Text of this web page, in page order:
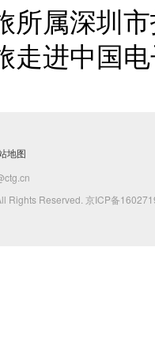
所属深圳
走进中国
地图
Rights Reserved. 京ICP备